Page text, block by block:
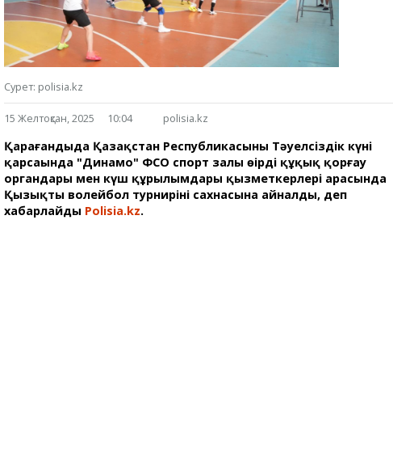
Қызметтер
Аудармашы
Анықтамалық
КӨЛІК КЕСТЕСІ
Автобус аялдамалары
қызметі
Компаниялар каталогы
Шиналарды сатып
алыңыз, оңай!
Сурет: polisia.kz
15 Желтоқсан, 2025 10:04 polisia.kz
Қарағандыда Қазақстан Республикасының Тәуелсіздік күні
қарсаңында "Динамо" ФСО спорт залы өңірдің құқық қорғау
органдары мен күш құрылымдары қызметкерлері арасында
Қызықты волейбол турнирінің сахнасына айналды, деп
хабарлайды Polisia.kz.